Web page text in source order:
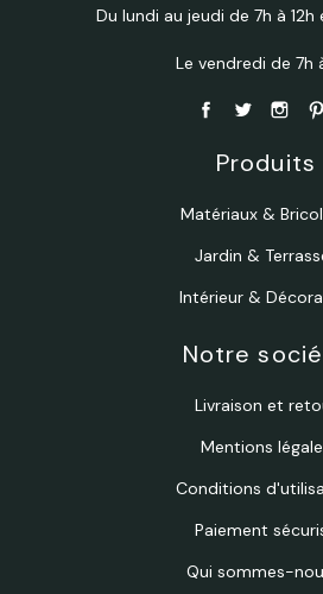
Du lundi au jeudi de 7h à 12h
Le vendredi de 7h
Produits
Matériaux &
Jardin &
Intérieur &
Notre
Livraison et
Mentions
Conditions
Paiement
Qui sommes-